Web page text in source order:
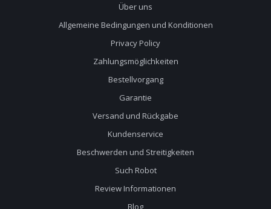
Über uns
Allgemeine Bedingungen und Konditionen
Privacy Policy
Zahlungsmöglichkeiten
Bestellvorgang
Garantie
Versand und Rückgabe
Kundenservice
Beschwerden und Streitigkeiten
Such Robot
Review Informationen
Blog